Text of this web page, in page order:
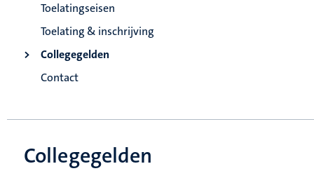
Toelatingseisen
Toelating & inschrijving
Collegegelden
Contact
Collegegelden